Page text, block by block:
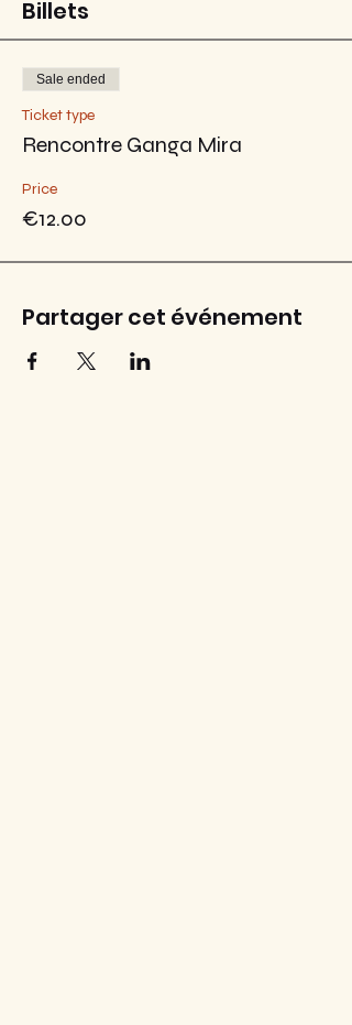
Billets
Sale ended
Ticket type
Rencontre Ganga Mira
Price
€12.00
Partager cet événement